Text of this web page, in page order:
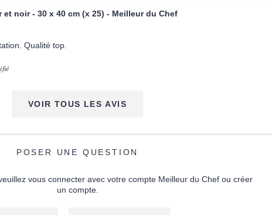
noir - 30 x 40 cm (x 25) - Meilleur du Chef
Qualité top.
VOIR TOUS LES AVIS
POSER UNE QUESTION
vous connecter avec votre compte Meilleur du Chef ou créer
un compte.